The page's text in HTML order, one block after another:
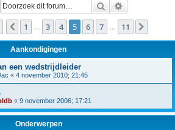
Zoek
Pagina van11
Vorige
1 3 4 5 6 7 11
Aankondigingen
een wedstrijdleider
« 4 november 2010; 21:45
« 9 november 2006; 17:21
Onderwerpen